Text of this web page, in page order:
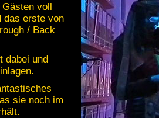
voll
das erste von
/ Back
dabei und
sie noch im